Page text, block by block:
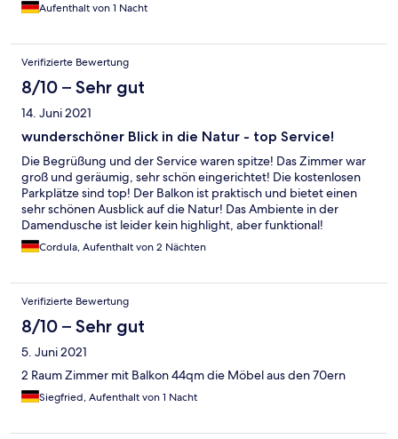
Aufenthalt von 1 Nacht
Verifizierte Bewertung
8/10 – Sehr gut
14. Juni 2021
wunderschöner Blick in die Natur - top Service!
Die Begrüßung und der Service waren spitze! Das Zimmer war
groß und geräumig, sehr schön eingerichtet! Die kostenlosen
Parkplätze sind top! Der Balkon ist praktisch und bietet einen
sehr schönen Ausblick auf die Natur! Das Ambiente in der
Damendusche ist leider kein highlight, aber funktional!
Cordula, Aufenthalt von 2 Nächten
Verifizierte Bewertung
8/10 – Sehr gut
5. Juni 2021
2 Raum Zimmer mit Balkon 44qm die Möbel aus den 70ern
Siegfried, Aufenthalt von 1 Nacht